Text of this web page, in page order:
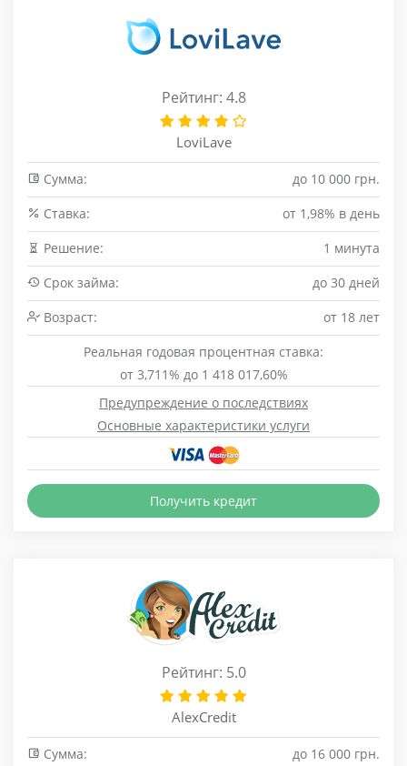
Рейтинг: 4.8
LoviLave
Сумма:
до 10 000 грн.
Cтавка:
от 1,98% в день
Решение:
1 минута
Срок займа:
до 30 дней
Возраст:
от 18 лет
Реальная годовая процентная ставка:
от 3,711% до 1 418 017,60%
Предупреждение о последствиях
Основные характеристики услуги
Получить кредит
Рейтинг: 5.0
AlexCredit
Сумма:
до 16 000 грн.